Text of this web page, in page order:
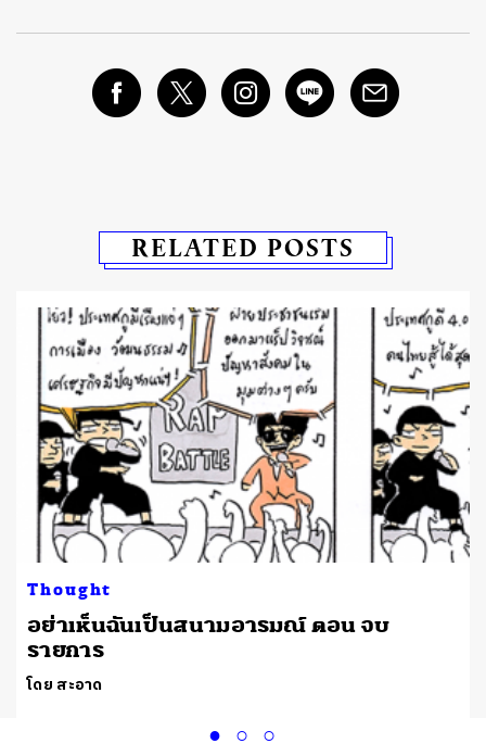
RELATED POSTS
Thought
อย่าเห็นฉันเป็นสนามอารมณ์ ตอน จบ
รายการ
โดย สะอาด